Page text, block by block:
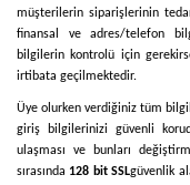
müşterilerin siparişlerinin
finansal ve adres/telefon
bilgilerin kontrolü için
irtibata geçilmektedir.
Üye olurken verdiğiniz tüm
giriş bilgilerinizi güvenli
ulaşması ve bunları
sırasında 128 bit SSLgüvenlik